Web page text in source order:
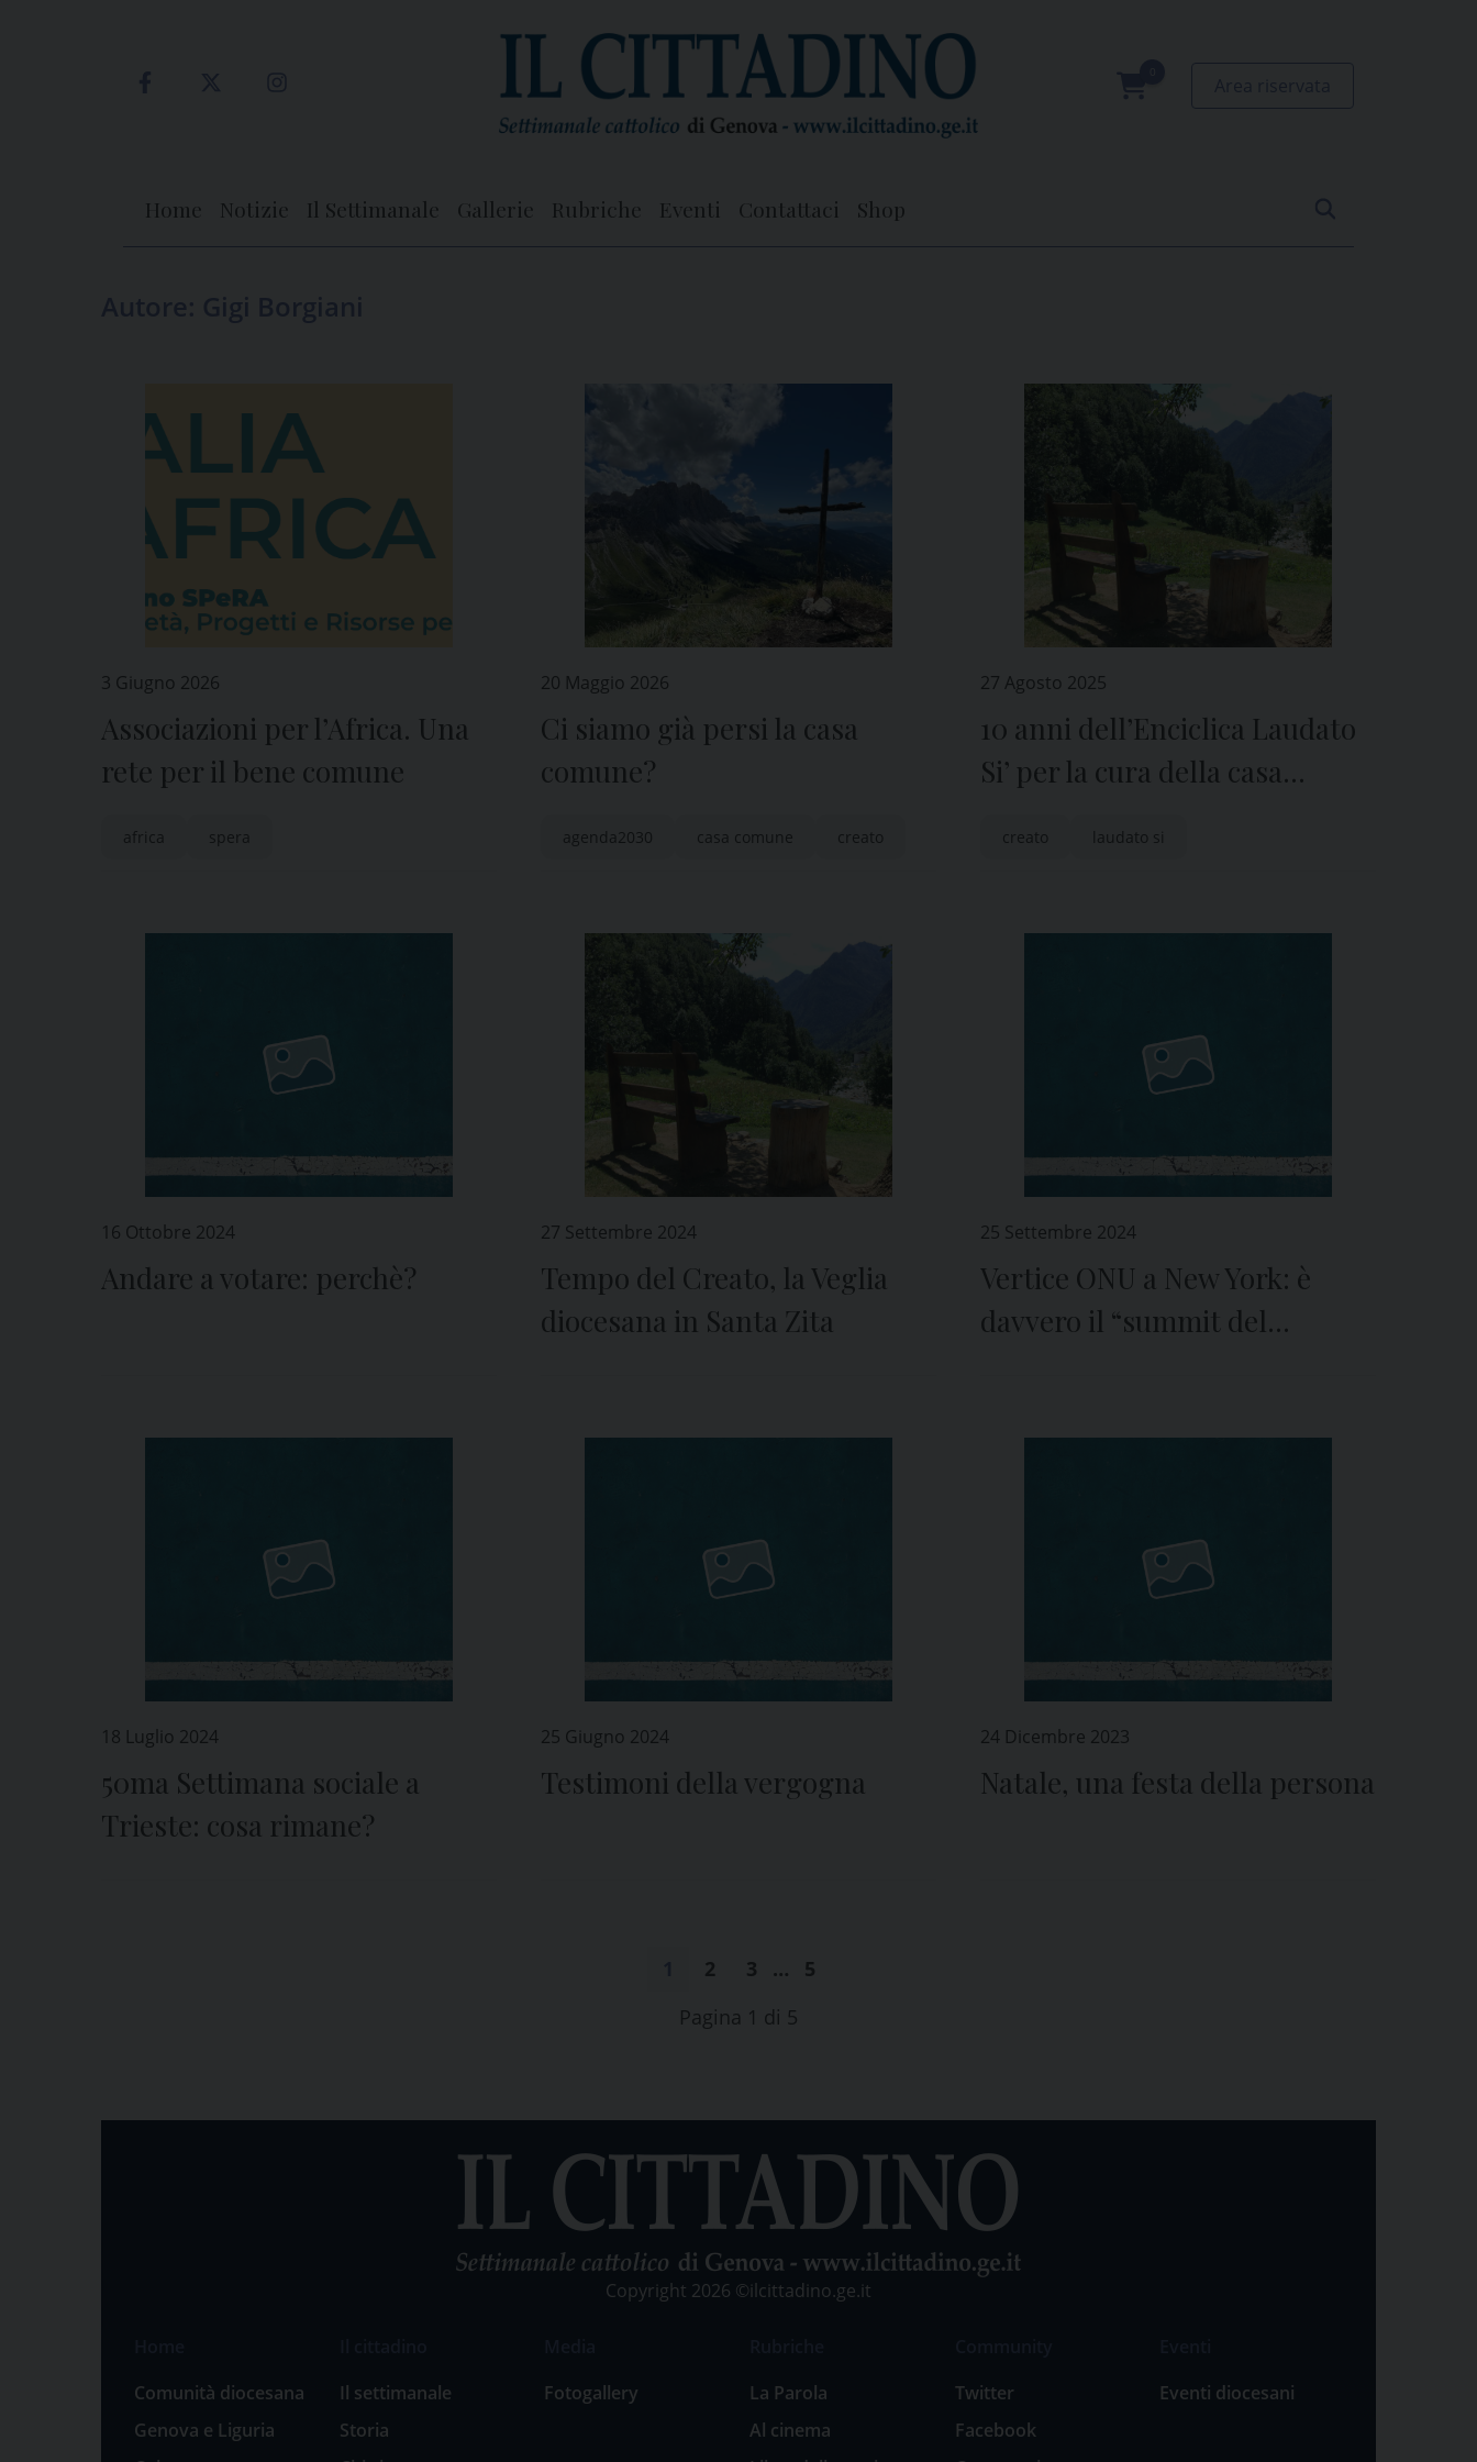
Home Notizie Il Settimanale Gallerie Rubriche Eventi Contattaci Shop
3 Giugno 2026
Associazioni per l’Africa. Una
rete per il bene comune
africa spera
20 Maggio 2026
Ci siamo già persi la casa
comune?
agenda2030 casa comune creato
27 Agosto 2025
10 anni dell’Enciclica Laudato
Si’ per la cura della casa
creato laudato si
16 Ottobre 2024
Andare a votare: perchè?
27 Settembre 2024
Tempo del Creato, la Veglia
diocesana in Santa Zita
25 Settembre 2024
Vertice ONU a New York: è
davvero il “summit del
18 Luglio 2024
50ma Settimana sociale a
Trieste: cosa rimane?
25 Giugno 2024
Testimoni della vergogna
24 Dicembre 2023
Natale, una festa della persona
2 3 …
5
Pagina 1 di 5
Copyright 2026 ©ilcittadino.ge.it
Comunità diocesana
Genova e Liguria
Il settimanale
Storia
Fotogallery
La Parola
Al cinema
Twitter
Facebook
Eventi diocesani